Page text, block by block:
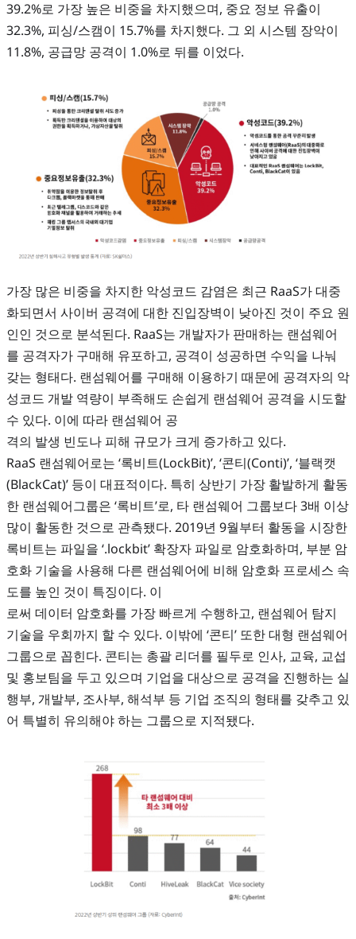
39.2%로 가장 높은 비중을 차지했으며, 중요 정보 유출이
32.3%, 피싱/스캠이 15.7%를 차지했다. 그 외 시스템 장악이
11.8%, 공급망 공격이 1.0%로 뒤를 이었다.
가장 많은 비중을 차지한 악성코드 감염은 최근 RaaS가 대중
화되면서 사이버 공격에 대한 진입장벽이 낮아진 것이 주요 원
인인 것으로 분석된다. RaaS는 개발자가 판매하는 랜섬웨어
를 공격자가 구매해 유포하고, 공격이 성공하면 수익을 나눠
갖는 형태다. 랜섬웨어를 구매해 이용하기 때문에 공격자의 악
성코드 개발 역량이 부족해도 손쉽게 랜섬웨어 공격을 시도할
수 있다. 이에 따라 랜섬웨어 공
격의 발생 빈도나 피해 규모가 크게 증가하고 있다.
RaaS 랜섬웨어로는 ‘록비트(LockBit)’, ‘콘티(Conti)’, ‘블랙캣
(BlackCat)’ 등이 대표적이다. 특히 상반기 가장 활발하게 활동
한 랜섬웨어그룹은 ‘록비트’로, 타 랜섬웨어 그룹보다 3배 이상
많이 활동한 것으로 관측됐다. 2019년 9월부터 활동을 시장한
록비트는 파일을 ‘.lockbit’ 확장자 파일로 암호화하며, 부분 암
호화 기술을 사용해 다른 랜섬웨어에 비해 암호화 프로세스 속
도를 높인 것이 특징이다. 이
로써 데이터 암호화를 가장 빠르게 수행하고, 랜섬웨어 탐지
기술을 우회까지 할 수 있다. 이밖에 ‘콘티’ 또한 대형 랜섬웨어
그룹으로 꼽힌다. 콘티는 총괄 리더를 필두로 인사, 교육, 교섭
및 홍보팀을 두고 있으며 기업을 대상으로 공격을 진행하는 실
행부, 개발부, 조사부, 해석부 등 기업 조직의 형태를 갖추고 있
어 특별히 유의해야 하는 그룹으로 지적됐다.